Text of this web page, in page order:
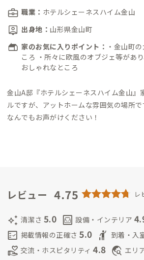
職業： ホテルシェーネスハイム金山
出身地： 山形県金山町
家のお気に入りポイント： ・金山町
ころ ・所々に欧風のオブジェ等があ
おしゃれなところ
金山A邸『ホテルシェーネスハイム金山』
ルですが、アットホームな雰囲気の場所で
なんでもお声がけください！
レビュー 4.75 レ
auto_awesome 清潔さ 5.0 living 設備・インテリア
fact_check 掲載情報の正確さ 5.0 hail 到着・入
volunteer_activism 交流・ホスピタリティ 4.8 travel_explore エリ